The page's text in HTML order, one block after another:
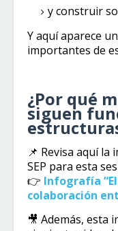
y construir
Y aquí aparece
importantes de
¿Por qué
siguen
📌 Revisa aquí
SEP para esta
👉 Infografía
colaboración
🎥 Además, esta